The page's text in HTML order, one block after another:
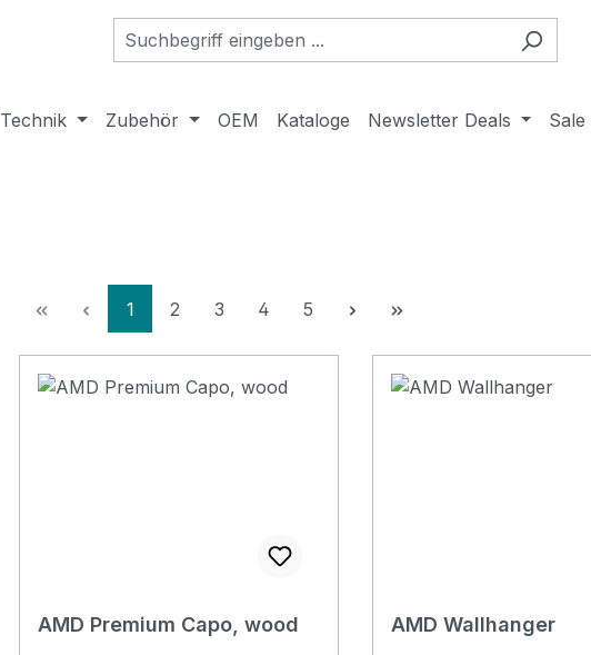
Technik Zubehör OEM Kataloge Newsletter Deals Sale
Seite
1 Seite
2 Seite
3 Seite
4 Seite
5
AMD Premium Capo, wood AMD Wallhanger